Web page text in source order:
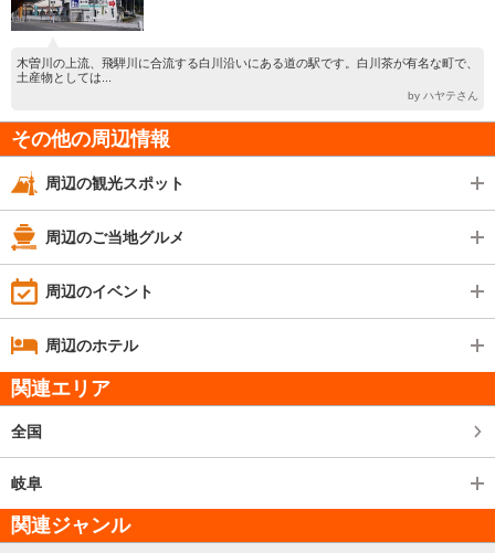
木曽川の上流、飛騨川に合流する白川沿いにある道の駅です。白川茶が有名な町で、
土産物としては...
by ハヤテさん
その他の周辺情報
周辺の観光スポット
周辺のご当地グルメ
周辺のイベント
周辺のホテル
関連エリア
全国
岐阜
関連ジャンル